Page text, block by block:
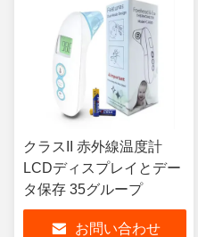
クラスII 赤外線温度計
LCDディスプレイとデー
タ保存 35グループ
お問い合わせ